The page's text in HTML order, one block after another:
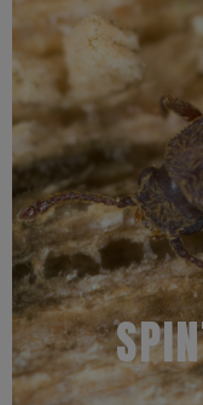
Kenmerken
De ontwikkeling van
van de huisboktor.
Daarmee begint ze
worden in groepjes
larven uit het eitje en
volgroeid zijn kruipen
een poppenwieg zich